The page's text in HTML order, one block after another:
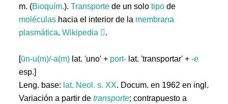
m. (Bioquím.).Transporte de un solotipo de
moléculas hacia el interior de la membrana
plasmática.Wikipedia .
[ūn-u(m)/-a(m) lat. 'uno' + port- lat. 'transportar' +-e
esp.]
Leng. base: lat. Neol. s. XX. Docum. en 1962 en ingl.
Variación a partir detransporte; contrapuesto a